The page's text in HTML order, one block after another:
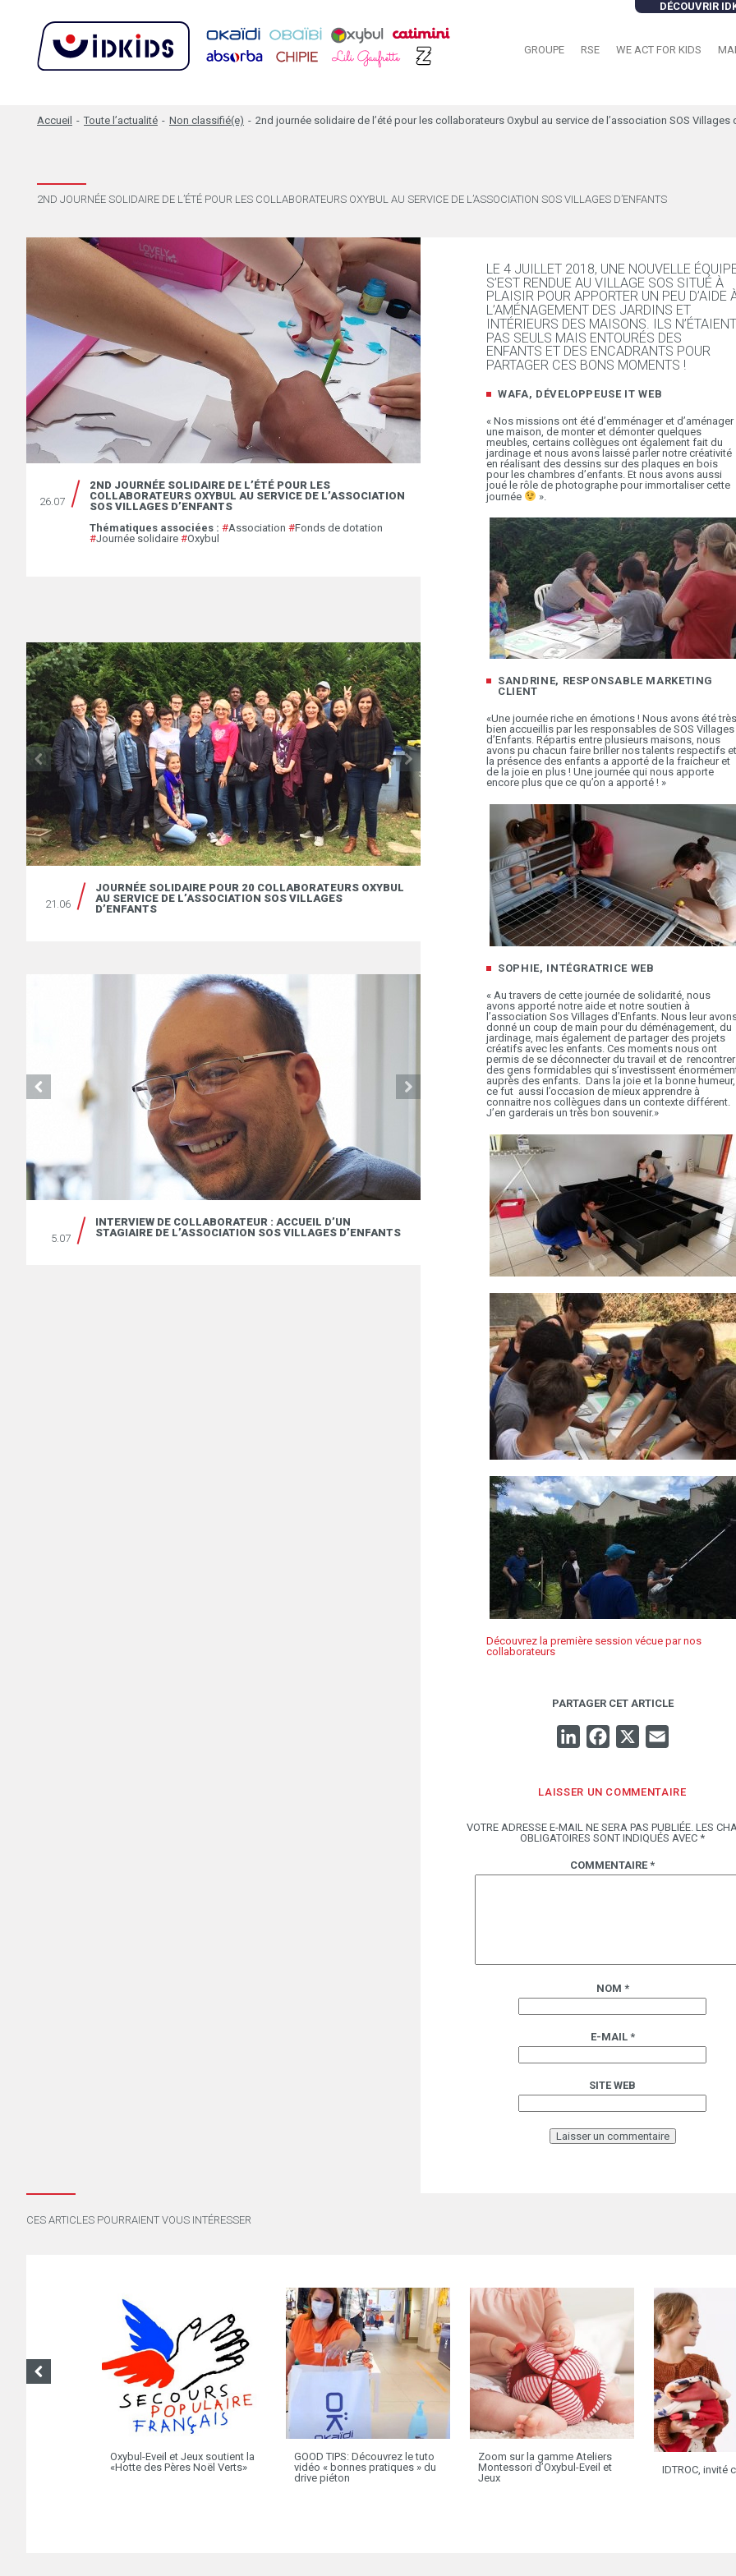
DÉCOUVRIR
GROUPE RSE WE ACT FOR KIDS
Accueil - Toute l’actualité - Non classifié(e) - 2nd journée solidaire de l’été pour les collaborateurs Oxybul au service de l’association SOS Villages
2ND JOURNÉE SOLIDAIRE DE L’ÉTÉ POUR LES COLLABORATEURS OXYBUL AU SERVICE DE L’ASSOCIATION SOS VILLAGES D’ENFANTS
26.07
2ND JOURNÉE SOLIDAIRE DE L’ÉTÉ POUR LES
COLLABORATEURS OXYBUL AU SERVICE DE L’ASSOCIATION
SOS VILLAGES D’ENFANTS
Thématiques associées : #Association #Fonds de dotation
#Journée solidaire #Oxybul
21.06
JOURNÉE SOLIDAIRE POUR 20 COLLABORATEURS OXYBUL
AU SERVICE DE L’ASSOCIATION SOS VILLAGES
D’ENFANTS
JOURNÉE SOLIDAIRE POUR 20
AU SERVICE DE L’ASSOCIATION SOS VILLAGES
D’ENFANTS
5.07
INTERVIEW DE COLLABORATEUR : ACCUEIL D’UN
STAGIAIRE DE L’ASSOCIATION SOS VILLAGES D’ENFANTS
INTERVIEW DE COLLABORATEUR : ACCUEIL
STAGIAIRE DE L’ASSOCIATION SOS VILLAGES
LE 4 JUILLET 2018, UNE NOUVELLE
S’EST RENDUE AU VILLAGE SOS SITUÉ À
PLAISIR POUR APPORTER UN PEU D’AIDE
L’AMÉNAGEMENT DES JARDINS ET
INTÉRIEURS DES MAISONS. ILS N’ÉTAIENT
PAS SEULS MAIS ENTOURÉS DES
ENFANTS ET DES ENCADRANTS POUR
PARTAGER CES BONS MOMENTS !
WAFA, DÉVELOPPEUSE IT WEB
« Nos missions ont été d’emménager et d’aménager
une maison, de monter et démonter quelques
meubles, certains collègues ont également fait du
jardinage et nous avons laissé parler notre créativité
en réalisant des dessins sur des plaques en bois
pour les chambres d’enfants. Et nous avons aussi
joué le rôle de photographe pour immortaliser cette
journée
».
SANDRINE, RESPONSABLE MARKETING
CLIENT
«Une journée riche en émotions ! Nous avons été très
bien accueillis par les responsables de SOS Villages
d’Enfants. Répartis entre plusieurs maisons, nous
avons pu chacun faire briller nos talents respectifs et
la présence des enfants a apporté de la fraicheur et
de la joie en plus ! Une journée qui nous apporte
encore plus que ce qu’on a apporté ! »
SOPHIE, INTÉGRATRICE WEB
« Au travers de cette journée de solidarité, nous
avons apporté notre aide et notre soutien à
l’association Sos Villages d’Enfants. Nous leur
donné un coup de main pour du déménagement, du
jardinage, mais également de partager des projets
créatifs avec les enfants. Ces moments nous ont
permis de se déconnecter du travail et de rencontrer
des gens formidables qui s’investissent
auprès des enfants. Dans la joie et la bonne humeur,
ce fut aussi l’occasion de mieux apprendre à
connaitre nos collègues dans un contexte différent.
J’en garderais un très bon souvenir.»
Découvrez la première session vécue par nos
collaborateurs
PARTAGER CET ARTICLE
LINKEDINFACEBOOK
LAISSER UN COMMENTAIRE
VOTRE ADRESSE E-MAIL NE SERA PAS PUBLIÉE. LES
OBLIGATOIRES SONT INDIQUÉS AVEC *
COMMENTAIRE *
NOM *
E-MAIL *
SITE WEB
CES ARTICLES POURRAIENT VOUS INTÉRESSER
Oxybul-Eveil et Jeux soutient la
«Hotte des Pères Noël Verts»
GOOD TIPS: Découvrez le tuto
vidéo « bonnes pratiques » du
drive piéton
Zoom sur la gamme Ateliers
Montessori d’Oxybul-Eveil et
Jeux
IDTROC, invité